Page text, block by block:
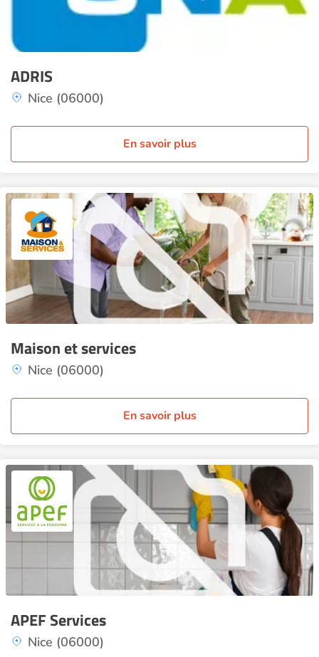
ADRIS
Nice (06000)
En savoir plus
Maison et services
Nice (06000)
En savoir plus
APEF Services
Nice (06000)